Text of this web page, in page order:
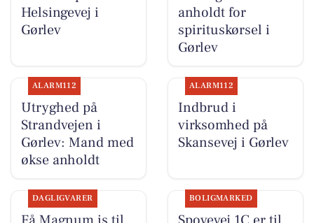
Helsingevej i
Gørlev
anholdt for
spirituskørsel i
Gørlev
ALARM112
Utryghed på
Strandvejen i
Gørlev: Mand med
økse anholdt
ALARM112
Indbrud i
virksomhed på
Skansevej i Gørlev
DAGLIGVARER BOLIGMARKED